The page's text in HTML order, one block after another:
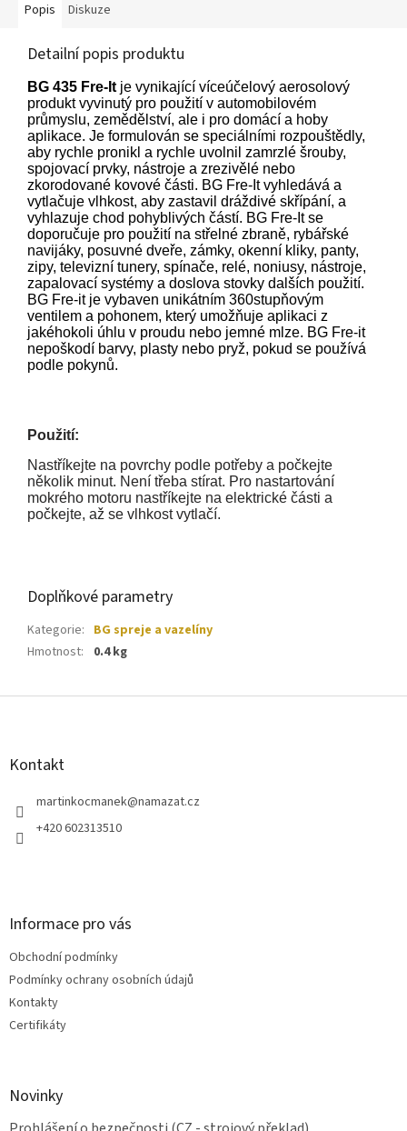
Popis Diskuze
Detailní popis produktu
BG 435 Fre-Itje vynikající víceúčelový aerosolový
produkt vyvinutý pro použití v automobilovém
průmyslu, zemědělství, ale i pro domácí a hoby
aplikace. Je formulován se speciálními rozpouštědly,
aby rychle pronikl a rychle uvolnil zamrzlé šrouby,
spojovací prvky, nástroje a zrezivělé nebo
zkorodované kovové části. BG Fre-It vyhledává a
vytlačuje vlhkost, aby zastavil dráždivé skřípání, a
vyhlazuje chod pohyblivých částí. BG Fre-It se
doporučuje pro použití na střelné zbraně, rybářské
navijáky, posuvné dveře, zámky, okenní kliky, panty,
zipy, televizní tunery, spínače, relé, noniusy, nástroje,
zapalovací systémy a doslova stovky dalších použití.
BG Fre-it je vybaven unikátním 360stupňovým
ventilem a pohonem, který umožňuje aplikaci z
jakéhokoli úhlu v proudu nebo jemné mlze. BG Fre-it
nepoškodí barvy, plasty nebo pryž, pokud se používá
podle pokynů.
Použití:
Nastříkejte na povrchy podle potřeby a počkejte
několik minut. Není třeba stírat. Pro nastartování
mokrého motoru nastříkejte na elektrické části a
počkejte, až se vlhkost vytlačí.
Doplňkové parametry
Kategorie: BG spreje a vazelíny
Hmotnost: 0.4 kg
Z
Kontakt
martinkocmanek@namazat.cz
+420 602313510
Informace pro vás
Obchodní podmínky
Podmínky ochrany osobních údajů
Kontakty
Certifikáty
Novinky